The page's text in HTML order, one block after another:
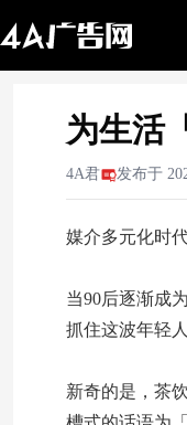
为生活
4A君 发布于
媒介多元化时
当90后逐渐成
抓住这波年轻
新奇的是，茶